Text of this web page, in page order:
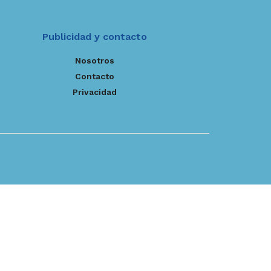
Publicidad y contacto
Nosotros
Contacto
Privacidad